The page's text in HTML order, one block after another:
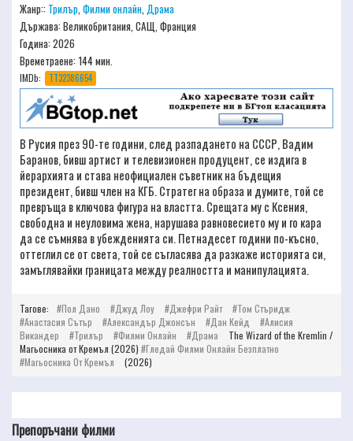
Жанр:: Трилър,Филми онлайн,Драма
Държава: Великобритания, САЩ, Франция
Година: 2026
Времетраене:144 мин.
IMDb: TT32386654
В Русия през 90-те години, след разпадането на СССР, Вадим
Баранов, бивш артист и телевизионен продуцент, се издига в
йерархията и става неофициален съветник на бъдещия
президент, бивш член на КГБ. Стратег на образа и думите, той се
превръща в ключова фигура на властта. Срещата му с Ксения,
свободна и неуловима жена, нарушава равновесието му и го кара
да се съмнява в убежденията си. Петнадесет години по-късно,
оттеглил се от света, той се съгласява да разкаже историята си,
замъглявайки границата между реалността и манипулацията.
Тагове: Пол Дано Джуд Лоу Джефри Райт
Том Стъридж
Анастасия Сътър
Александър Джонсън Дан Кейд
Алисия
Викандер
Трилър Филми Онлайн Драма
The Wizard of the Kremlin /
Магьосника от Кремъл (2026) Гледай Филми Онлайн Безплатно
Магьосника От Кремъл
(2026)
Препоръчани филми